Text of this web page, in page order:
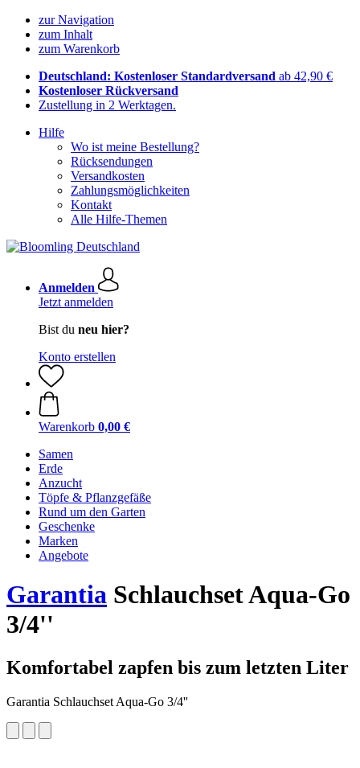
zur Navigation
zum Inhalt
zum Warenkorb
Deutschland: Kostenloser Standardversand ab 42,90 €
Kostenloser Rückversand
Zustellung in 2 Werktagen.
Hilfe
Wo ist meine Bestellung?
Rücksendungen
Versandkosten
Zahlungsmöglichkeiten
Kontakt
Alle Hilfe-Themen
Anmelden
Jetzt anmelden
Bist du neu hier?
Konto erstellen
Warenkorb 0,00 €
Samen
Erde
Anzucht
Töpfe & Pflanzgefäße
Rund um den Garten
Geschenke
Marken
Angebote
Garantia Schlauchset Aqua-Go
3/4''
Komfortabel zapfen bis zum letzten Liter
Garantia Schlauchset Aqua-Go 3/4''